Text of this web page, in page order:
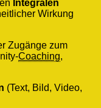
Integralen
Wirkung
Zugänge zum
Coaching,
(Text, Bild, Video,